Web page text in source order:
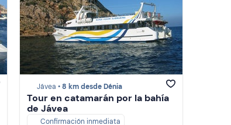
Jávea •8 km desde Dénia
Tour en catamarán por la bahía
de Jávea
Confirmación inmediata